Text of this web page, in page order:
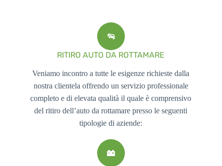
RITIRO AUTO DA ROTTAMARE
Veniamo incontro a tutte le esigenze richieste dalla
nostra clientela offrendo un servizio professionale
completo e di elevata qualità il quale è comprensivo
del ritiro dell’auto da rottamare presso le seguenti
tipologie di aziende: